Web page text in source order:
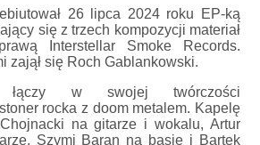
26 lipca 2024 roku EP-ką
się z trzech kompozycji materiał
Interstellar Smoke Records.
zajął się Roch Gablankowski.
łączy w swojej twórczości
rocka z doom metalem. Kapelę
na gitarze i wokalu, Artur
Szymi Baran na basie i Bartek